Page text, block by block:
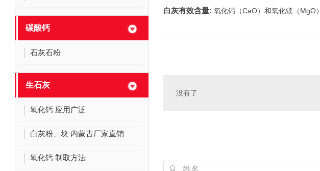
碳酸钙
石灰石粉
生石灰
氧化钙 应用广泛
白灰粉、块 内蒙古厂家直销
氧化钙 制取方法
白灰有效含量:氧化钙（CaO）和氧化镁（MgO）
没有了